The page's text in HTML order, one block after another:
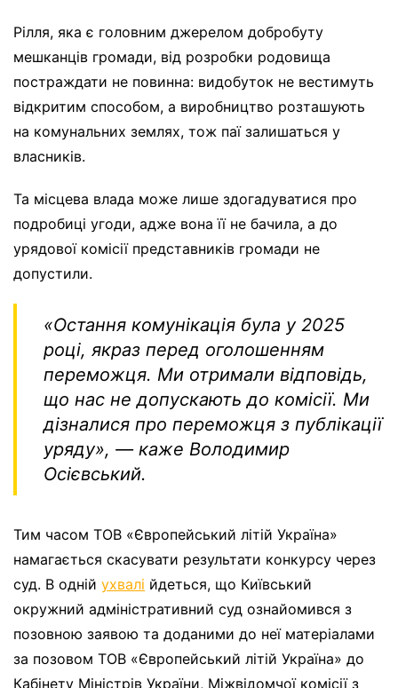
Рілля, яка є головним джерелом добробуту
мешканців громади, від розробки родовища
постраждати не повинна: видобуток не вестимуть
відкритим способом, а виробництво розташують
на комунальних землях, тож паї залишаться у
власників.
Та місцева влада може лише здогадуватися про
подробиці угоди, адже вона її не бачила, а до
урядової комісії представників громади не
допустили.
«Остання комунікація була у 2025
році, якраз перед оголошенням
переможця. Ми отримали відповідь,
що нас не допускають до комісії. Ми
дізналися про переможця з публікації
уряду», — каже Володимир
Осієвський.
Тим часом ТОВ «Європейський літій Україна»
намагається скасувати результати конкурсу через
суд. В одній ухвалі йдеться, що Київський
окружний адміністративний суд ознайомився з
позовною заявою та доданими до неї матеріалами
за позовом ТОВ «Європейський літій Україна» до
Кабінету Міністрів України, Міжвідомчої комісії з